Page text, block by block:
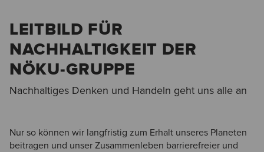
LEITBILD FÜR
NACHHALTIGKEIT DER
NÖKU-GRUPPE
Nachhaltiges Denken und Handeln geht uns alle an
Nur so können wir langfristig zum Erhalt unseres Planeten
beitragen und unser Zusammenleben barrierefreier und